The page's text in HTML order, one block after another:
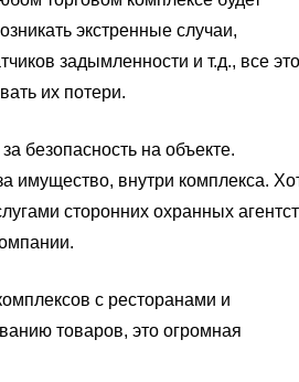
экстренные случаи,
задымленности и т.д., все это
их потери.
безопасность на объекте.
имущество, внутри комплекса.
сторонних охранных
с ресторанами и
товаров, это огромная